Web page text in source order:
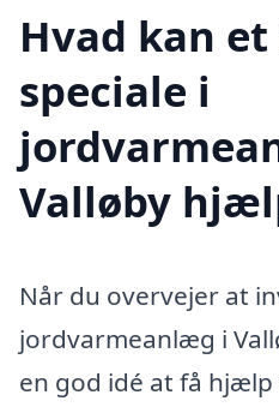
Hvad kan
speciale i
Valløby
Når du overvejer at
jordvarmeanlæg i
en god idé at få